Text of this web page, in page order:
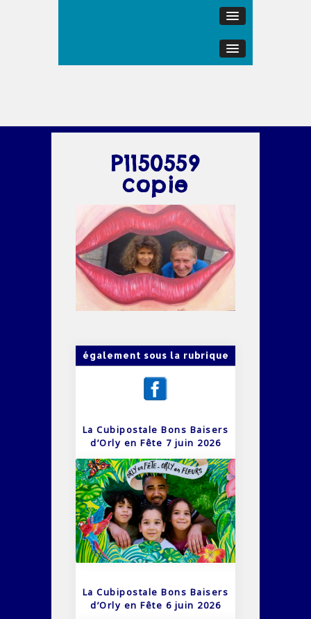
P1150559
copie
également sous la rubrique
La Cubipostale Bons Baisers
d’Orly en Fête 7 juin 2026
La Cubipostale Bons Baisers
d’Orly en Fête 6 juin 2026